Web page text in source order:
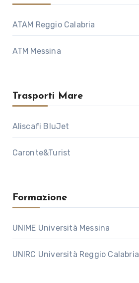
ATAM Reggio Calabria
ATM Messina
Trasporti Mare
Aliscafi BluJet
Caronte&Turist
Formazione
UNIME Università Messina
UNIRC Università Reggio Calabria